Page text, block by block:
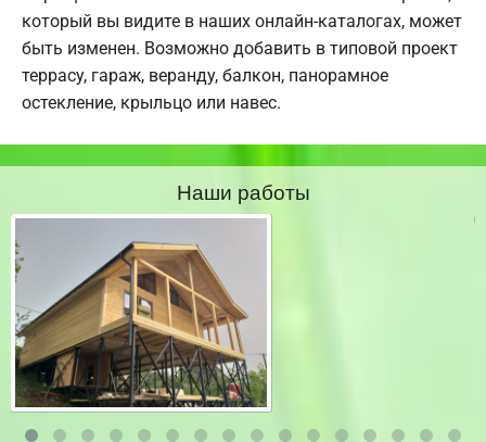
который вы видите в наших онлайн-каталогах, может
быть изменен. Возможно добавить в типовой проект
террасу, гараж, веранду, балкон, панорамное
остекление, крыльцо или навес.
Наши работы